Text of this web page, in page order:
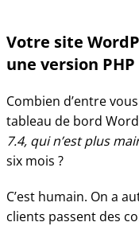
Votre site
une version
Combien d’entre
tableau de bord
7.4, qui n’est plus
six mois ?
C’est humain. On a
clients passent des